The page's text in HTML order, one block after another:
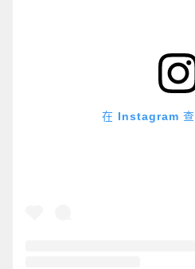
在 Instagram 查